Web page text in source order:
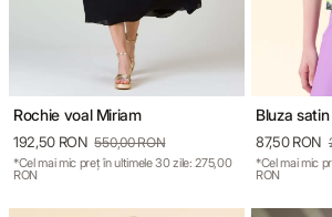
Rochie voal Miriam
192,50 RON 550,00 RON
*Cel mai mic preț în ultimele 30 zile: 275,00
RON
Bluza
87,50 RON
*Cel mai mic
RON